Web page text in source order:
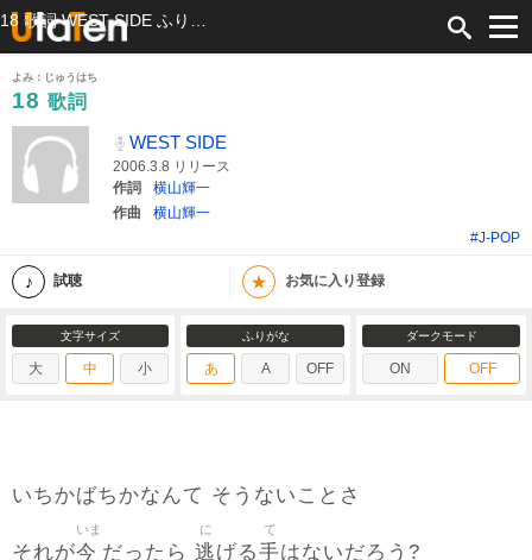
よみ：じゅうはち
18 歌詞
WEST SIDE
2006.3.8 リリース
作詞
横山輝一
作曲
横山輝一
#J-POP
試聴 ★ お気に入り登録
文字サイズ
大 中 小
ふりがな
あ A OFF
ダークモード
ON OFF
いちかばちかなんて そうないことさ
それが今
いま
だったら 逃
に
げる手
て
はないだろう?